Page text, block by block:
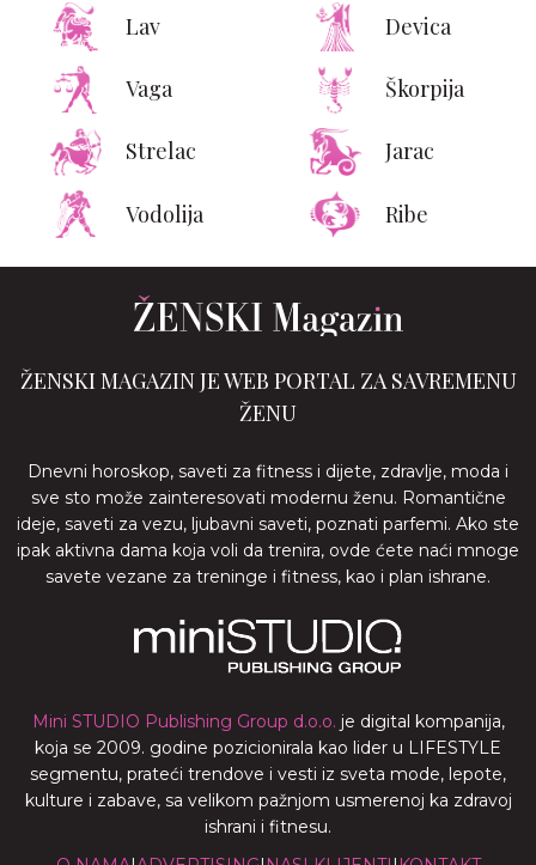
Lav Devica
Vaga Škorpija
Strelac Jarac
Vodolija Ribe
ŽENSKI MAGAZIN JE WEB PORTAL ZA SAVREMENU
ŽENU
Dnevni horoskop, saveti za fitness i dijete, zdravlje, moda i
sve sto može zainteresovati modernu ženu. Romantične
ideje, saveti za vezu, ljubavni saveti, poznati parfemi. Ako ste
ipak aktivna dama koja voli da trenira, ovde ćete naći mnoge
savete vezane za treninge i fitness, kao i plan ishrane.
Mini STUDIO Publishing Group d.o.o. je digital kompanija,
koja se 2009. godine pozicionirala kao lider u LIFESTYLE
segmentu, prateći trendove i vesti iz sveta mode, lepote,
kulture i zabave, sa velikom pažnjom usmerenoj ka zdravoj
ishrani i fitnesu.